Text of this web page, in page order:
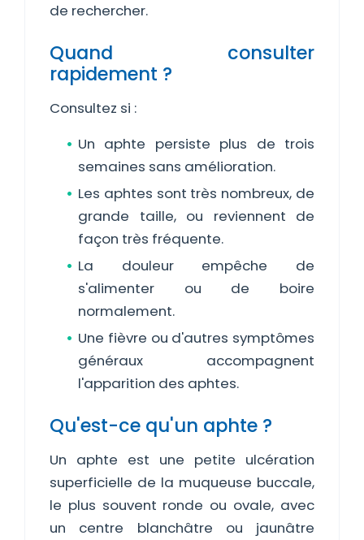
de rechercher.
Quand consulter
rapidement ?
Consultez si :
Un aphte persiste plus de trois
semaines sans amélioration.
Les aphtes sont très nombreux, de
grande taille, ou reviennent de
façon très fréquente.
La douleur empêche de
s'alimenter ou de boire
normalement.
Une fièvre ou d'autres symptômes
généraux accompagnent
l'apparition des aphtes.
Qu'est-ce qu'un aphte ?
Un aphte est une petite ulcération
superficielle de la muqueuse buccale,
le plus souvent ronde ou ovale, avec
un centre blanchâtre ou jaunâtre